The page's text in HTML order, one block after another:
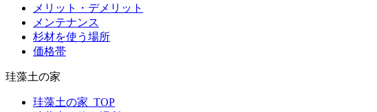
メリット・デメリット
メンテナンス
杉材を使う場所
価格帯
珪藻土の家
珪藻土の家_TOP